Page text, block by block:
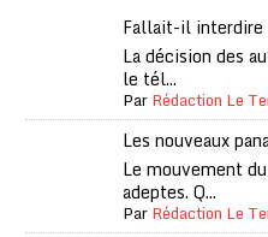
Fallait-il
La décision des
le tél...
ParRédaction Le
Les nouveaux
Le mouvement
adeptes. Q...
ParRédaction Le